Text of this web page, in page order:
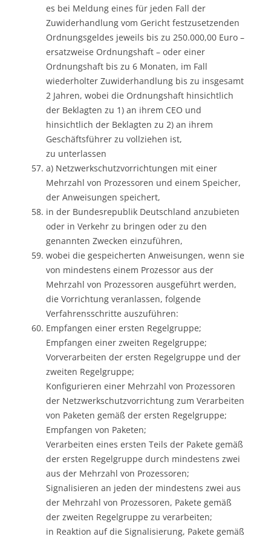
es bei Meldung eines für jeden Fall der
Zuwiderhandlung vom Gericht festzusetzenden
Ordnungsgeldes jeweils bis zu 250.000,00 Euro –
ersatzweise Ordnungshaft – oder einer
Ordnungshaft bis zu 6 Monaten, im Fall
wiederholter Zuwiderhandlung bis zu insgesamt
2 Jahren, wobei die Ordnungshaft hinsichtlich
der Beklagten zu 1) an ihrem CEO und
hinsichtlich der Beklagten zu 2) an ihrem
Geschäftsführer zu vollziehen ist,
zu unterlassen
a) Netzwerkschutzvorrichtungen mit einer
Mehrzahl von Prozessoren und einem Speicher,
der Anweisungen speichert,
in der Bundesrepublik Deutschland anzubieten
oder in Verkehr zu bringen oder zu den
genannten Zwecken einzuführen,
wobei die gespeicherten Anweisungen, wenn sie
von mindestens einem Prozessor aus der
Mehrzahl von Prozessoren ausgeführt werden,
die Vorrichtung veranlassen, folgende
Verfahrensschritte auszuführen:
Empfangen einer ersten Regelgruppe;
Empfangen einer zweiten Regelgruppe;
Vorverarbeiten der ersten Regelgruppe und der
zweiten Regelgruppe;
Konfigurieren einer Mehrzahl von Prozessoren
der Netzwerkschutzvorrichtung zum Verarbeiten
von Paketen gemäß der ersten Regelgruppe;
Empfangen von Paketen;
Verarbeiten eines ersten Teils der Pakete gemäß
der ersten Regelgruppe durch mindestens zwei
aus der Mehrzahl von Prozessoren;
Signalisieren an jeden der mindestens zwei aus
der Mehrzahl von Prozessoren, Pakete gemäß
der zweiten Regelgruppe zu verarbeiten;
in Reaktion auf die Signalisierung, Pakete gemäß